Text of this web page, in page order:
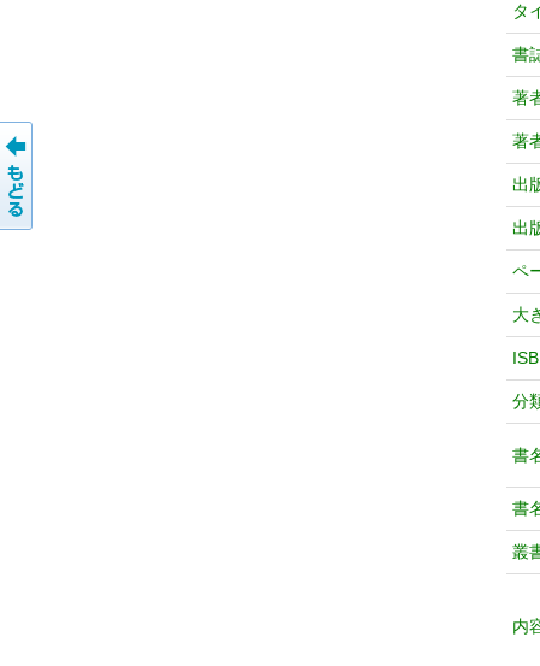
タ
書
著
著
出
出
ペ
大
分
書
書
叢
内